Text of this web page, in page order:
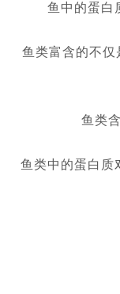
鱼中的蛋白
鱼类富含的不仅
鱼类
鱼类中的蛋白质